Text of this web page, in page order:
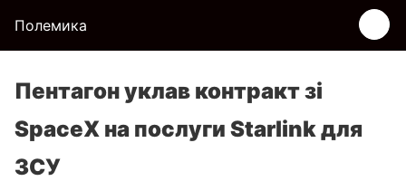
Полемика
Пентагон уклав контракт зі
SpaceX на послуги Starlink для
ЗСУ